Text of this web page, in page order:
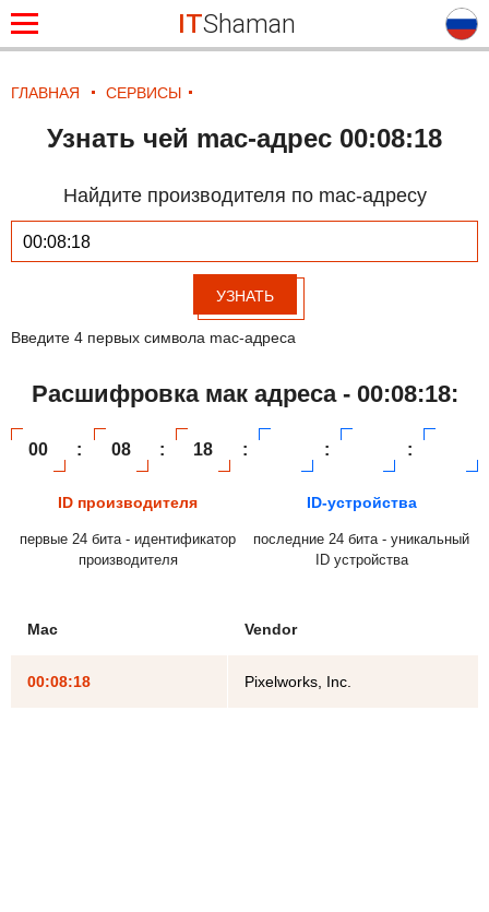
ITShaman
ГЛАВНАЯ СЕРВИСЫ
Узнать чей mac-адрес 00:08:18
Найдите производителя по mac-адресу
УЗНАТЬ
Введите 4 первых символа mac-адреса
Расшифровка мак адреса - 00:08:18:
00 : 08 : 18 : : :
ID производителя
первые 24 бита - идентификатор
производителя
ID-устройства
последние 24 бита - уникальный
ID устройства
Mac Vendor
00:08:18 Pixelworks, Inc.